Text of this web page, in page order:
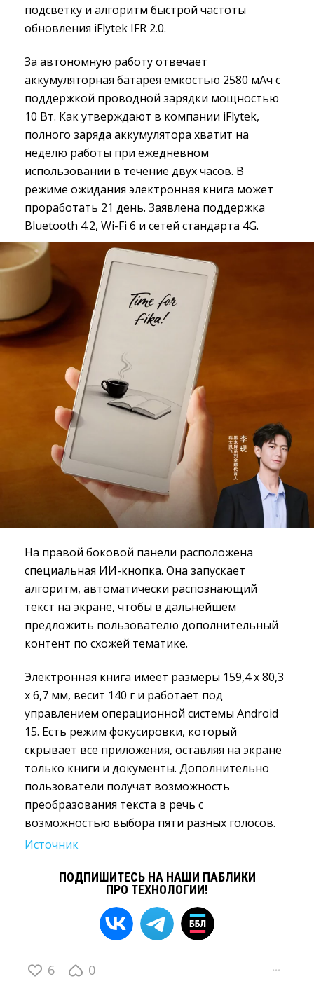
подсветку и алгоритм быстрой частоты
обновления iFlytek IFR 2.0.
За автономную работу отвечает
аккумуляторная батарея ёмкостью 2580 мАч с
поддержкой проводной зарядки мощностью
10 Вт. Как утверждают в компании iFlytek,
полного заряда аккумулятора хватит на
неделю работы при ежедневном
использовании в течение двух часов. В
режиме ожидания электронная книга может
проработать 21 день. Заявлена поддержка
Bluetooth 4.2, Wi-Fi 6 и сетей стандарта 4G.
На правой боковой панели расположена
специальная ИИ-кнопка. Она запускает
алгоритм, автоматически распознающий
текст на экране, чтобы в дальнейшем
предложить пользователю дополнительный
контент по схожей тематике.
Электронная книга имеет размеры 159,4 x 80,3
x 6,7 мм, весит 140 г и работает под
управлением операционной системы Android
15. Есть режим фокусировки, который
скрывает все приложения, оставляя на экране
только книги и документы. Дополнительно
пользователи получат возможность
преобразования текста в речь с
возможностью выбора пяти разных голосов.
Источник
ПОДПИШИТЕСЬ НА НАШИ ПАБЛИКИ
ПРО ТЕХНОЛОГИИ!
6 0 ···